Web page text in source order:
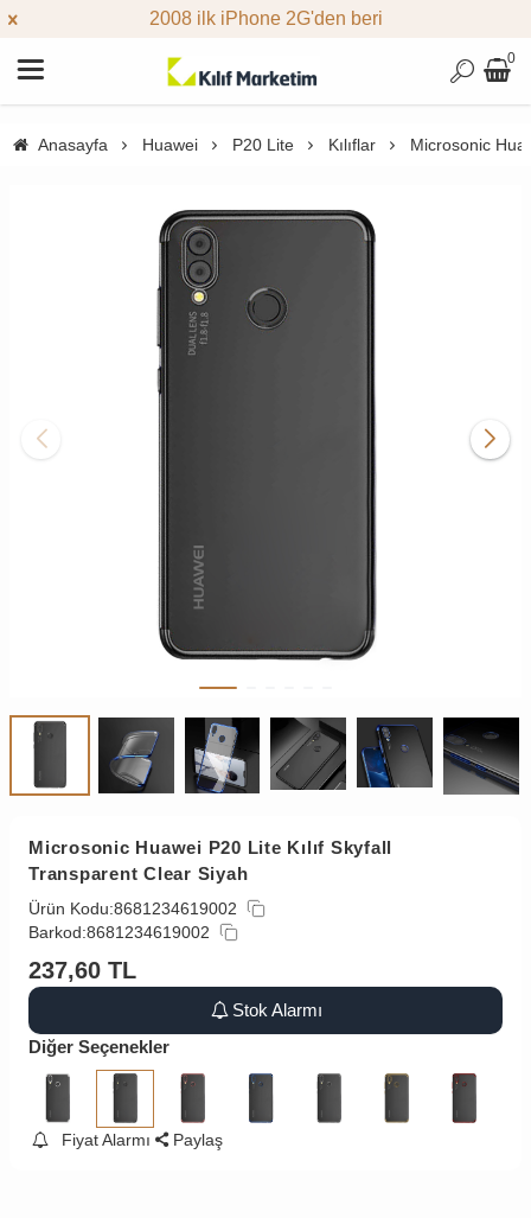
2008 ilk iPhone 2G'den beri
0
Anasayfa Huawei P20 Lite Kılıflar Microsonic
Microsonic Huawei P20 Lite Kılıf Skyfall
Transparent Clear Siyah
Ürün Kodu:8681234619002
Barkod:8681234619002
237,60 TL
Stok Alarmı
Diğer Seçenekler
Fiyat Alarmı Paylaş